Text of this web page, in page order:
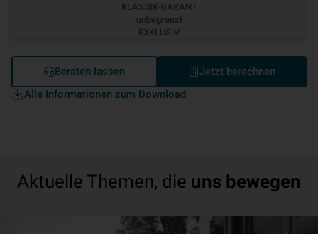
KLASSIK-GARANT
unbegrenzt
EXKLUSIV
Alle Informationen zum Download
Beraten lassen Jetzt berechnen
Aktuelle Themen, die uns bewegen